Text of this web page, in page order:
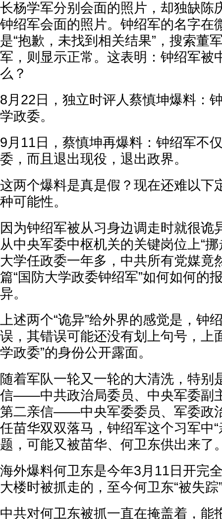
长杨学军分别会面的照片，却独缺陈
钟绍军会面的照片。钟绍军的名字在
是“抱歉，未找到相关结果”，搜索董
军，则显示正常。这表明：钟绍军被
么？
8月22日，独立时评人蔡慎坤爆料：
学政委。
9月11日，蔡慎坤再爆料：钟绍军不
委，而且退出现役，退出政界。
这两个爆料是真是假？现在还难以下
种可能性。
因为钟绍军被从习身边调走时就很诡
从中央军委中枢机关的关键岗位上“
大学任政委一年多，中共所有党媒竟
篇“国防大学政委钟绍军”如何如何的
异。
上述两个“诡异”给外界的感觉是，钟
误，其错误可能还没有划上句号，上
学政委”的身份公开露面。
随着军队一轮又一轮的大清洗，特别
信——中共政治局委员、中央军委副
第二亲信——中央军委委员、军委政
任苗华双双落马，钟绍军这个习军中
题，可能又被苗华、何卫东供出来了
海外爆料何卫东是今年3月11日开完
大楼时被抓走的，至今何卫东“被失踪
中共对何卫东被抓一直在掩盖着，能